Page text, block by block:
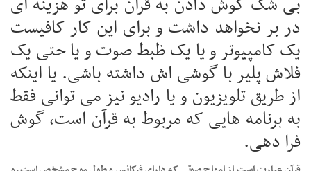
در بر نخواهد داشت و برای این کار کافیست
یک کامپیوتر و یا یک ظبط صوت و یا حتی یک
فلاش پلیر با گوشی اش داشته باشی. یا اینکه
از طریق تلویزیون و یا رادیو نیز می توانی فقط
به برنامه هایی که مربوط به قرآن است، گوش
فرا دهی.